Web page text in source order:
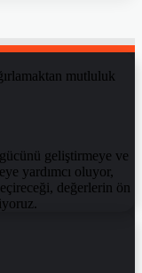
mutluluk
geliştirmeye ve
yardımcı oluyor,
değerlerin ön